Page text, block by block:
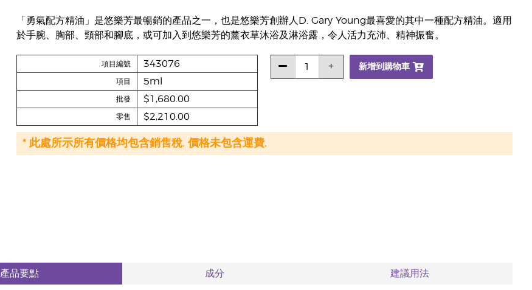
「勇氣配方精油」是悠樂芳最暢銷的產品之一，也是悠樂芳創辦人D. Gary Young最喜愛的其中一種配方精油。適用
於手腕、胸部、頸部和腳底，或可加入到悠樂芳的薰衣草沐浴及淋浴露，令人活力充沛、精神振奮。
項目編號 343076
項目 5ml
批發 $1,680.00
零售 $2,210.00
新增到購物車
* 此處所示所有價格均包含銷售稅. 價格未包含運費.
產品要點 成分 建議用法